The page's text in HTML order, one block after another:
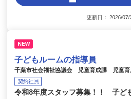
更新日： 2026/
NEW
子どもルームの指導員
千葉市社会福祉協議会 児童育成課 児童育
契約社員
令和8年度スタッフ募集！！ 子ど